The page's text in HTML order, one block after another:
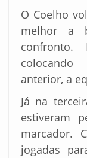
O Coelho
melhor a
confronto.
anterior, a
Já na
estiveram
marcador.
jogadas